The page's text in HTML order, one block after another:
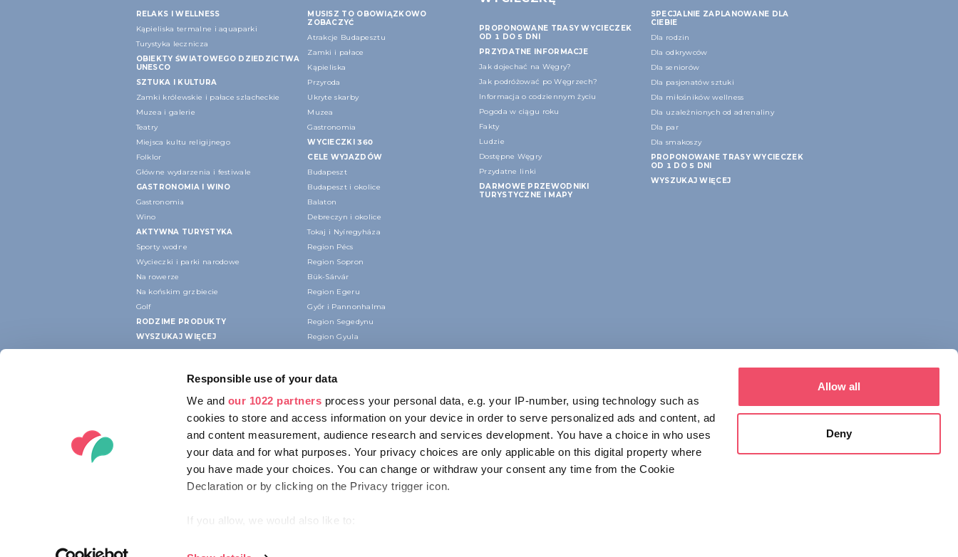
Responsible use of your data
We and our 1022 partners process your personal data, e.g. your IP-number, using technology such as
cookies to store and access information on your device in order to serve personalized ads and content, ad
and content measurement, audience research and services development. You have a choice in who uses
your data and for what purposes. Your privacy choices are only applicable on this digital property where
you have made your choices. You can change or withdraw your consent any time from the Cookie
Declaration or by clicking on the Privacy trigger icon.
If you allow, we would also like to:
Allow all
Deny
RELAKS I WELLNESS
Kąpieliska termalne i aquaparki
Turystyka lecznicza
OBIEKTY ŚWIATOWEGO DZIEDZICTWA
UNESCO
SZTUKA I KULTURA
Zamki królewskie i pałace szlacheckie
Muzea i galerie
Teatry
Miejsca kultu religijnego
Folklor
Główne wydarzenia i festiwale
GASTRONOMIA I WINO
Gastronomia
Wino
AKTYWNA TURYSTYKA
Sporty wodne
Wycieczki i parki narodowe
Na rowerze
Na końskim grzbiecie
Golf
RODZIME PRODUKTY
WYSZUKAJ WIĘCEJ
MUSISZ TO OBOWIĄZKOWO
ZOBACZYĆ
Atrakcje Budapesztu
Zamki i pałace
Kąpieliska
Przyroda
Ukryte skarby
Muzea
Gastronomia
WYCIECZKI 360
CELE WYJAZDÓW
Budapeszt
Budapeszt i okolice
Balaton
Debreczyn i okolice
Tokaj i Nyíregyháza
Region Pécs
Region Sopron
Bük-Sárvár
Region Egeru
Győr i Pannonhalma
Region Segedynu
Region Gyula
PROPONOWANE TRASY WYCIECZEK
OD 1 DO 5 DNI
PRZYDATNE INFORMACJE
Jak dojechać na Węgry?
Jak podróżować po Węgrzech?
Informacja o codziennym życiu
Pogoda w ciągu roku
Fakty
Ludzie
Dostępne Węgry
Przydatne linki
DARMOWE PRZEWODNIKI
TURYSTYCZNE I MAPY
SPECJALNIE ZAPLANOWANE DLA
CIEBIE
Dla rodzin
Dla odkrywców
Dla seniorów
Dla pasjonatów sztuki
Dla miłośników wellness
Dla uzależnionych od adrenaliny
Dla par
Dla smakoszy
PROPONOWANE TRASY WYCIECZEK
OD 1 DO 5 DNI
WYSZUKAJ WIĘCEJ
KONTAKT
Alkotás utca 19